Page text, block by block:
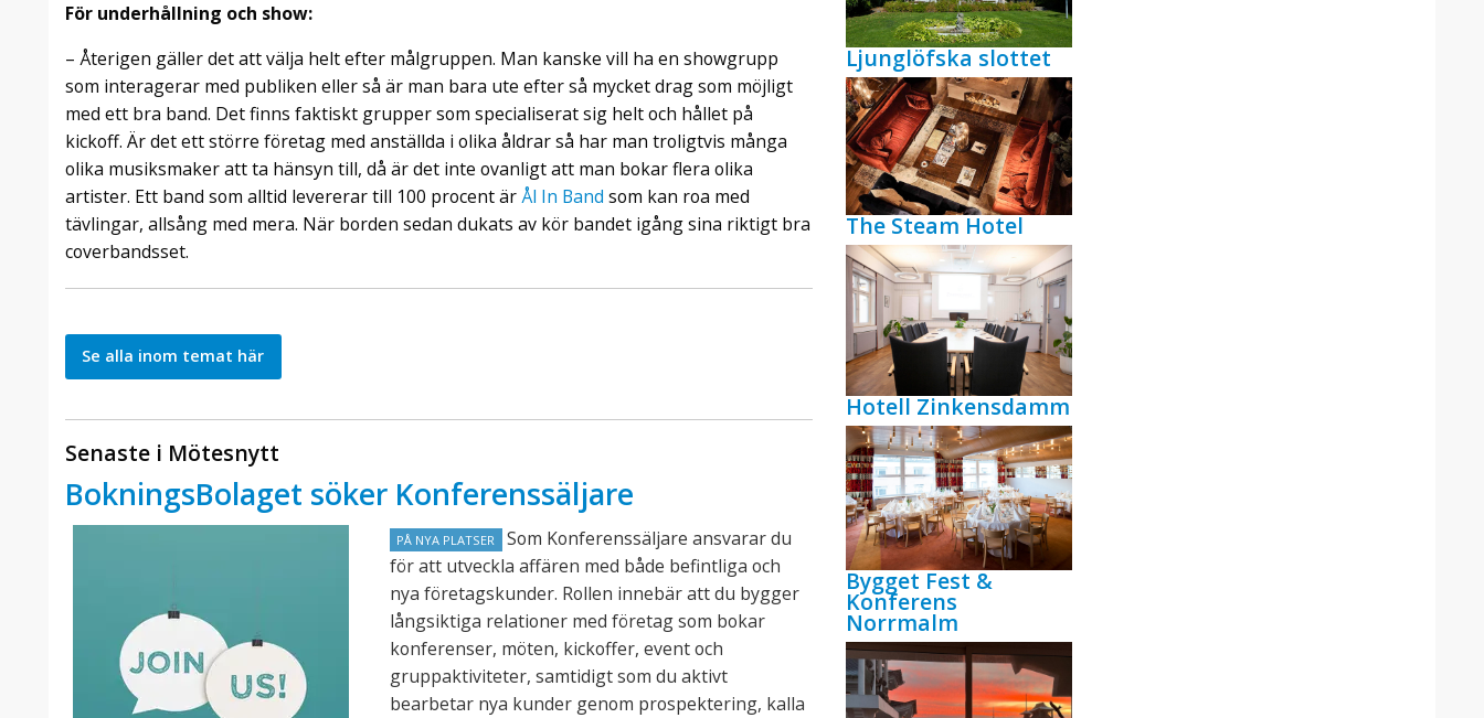
För underhållning och show:
– Återigen gäller det att välja helt efter målgruppen. Man kanske vill ha en showgrupp
som interagerar med publiken eller så är man bara ute efter så mycket drag som möjligt
med ett bra band. Det finns faktiskt grupper som specialiserat sig helt och hållet på
kickoff. Är det ett större företag med anställda i olika åldrar så har man troligtvis många
olika musiksmaker att ta hänsyn till, då är det inte ovanligt att man bokar flera olika
artister. Ett band som alltid levererar till 100 procent ärÅl In Band som kan roa med
tävlingar, allsång med mera. När borden sedan dukats av kör bandet igång sina riktigt bra
coverbandsset.
Se alla inom temat här
Senaste i Mötesnytt
BokningsBolaget söker Konferenssäljare
PÅ NYA PLATSER
Som Konferenssäljare ansvarar du
för att utveckla affären med både befintliga och
nya företagskunder. Rollen innebär att du bygger
långsiktiga relationer med företag som bokar
konferenser, möten, kickoffer, event och
gruppaktiviteter, samtidigt som du aktivt
bearbetar nya kunder genom prospektering, kalla
Ljunglöfska slottet
The Steam Hotel
Hotell Zinkensdamm
Bygget Fest &
Konferens
Norrmalm